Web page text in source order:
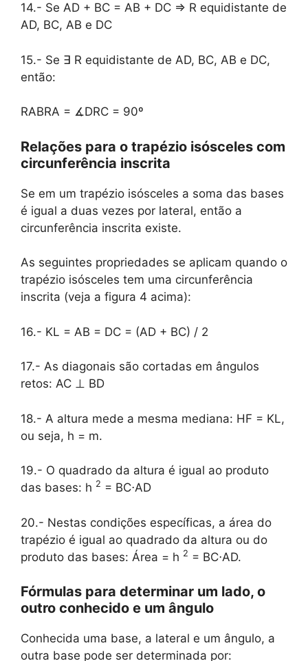
14.- Se AD + BC = AB + DC ⇒ R equidistante de
AD, BC, AB e DC
15.- Se ∃ R equidistante de AD, BC, AB e DC,
então:
RABRA = ∡DRC = 90º
Relações para o trapézio isósceles com
circunferência inscrita
Se em um trapézio isósceles a soma das bases
é igual a duas vezes por lateral, então a
circunferência inscrita existe.
As seguintes propriedades se aplicam quando o
trapézio isósceles tem uma circunferência
inscrita (veja a figura 4 acima):
16.- KL = AB = DC = (AD + BC) / 2
17.- As diagonais são cortadas em ângulos
retos: AC ⊥ BD
18.- A altura mede a mesma mediana: HF = KL,
ou seja, h = m.
19.- O quadrado da altura é igual ao produto
das bases: h 2 = BC⋅AD
20.- Nestas condições específicas, a área do
trapézio é igual ao quadrado da altura ou do
produto das bases: Área = h 2 = BC⋅AD.
Fórmulas para determinar um lado, o
outro conhecido e um ângulo
Conhecida uma base, a lateral e um ângulo, a
outra base pode ser determinada por: